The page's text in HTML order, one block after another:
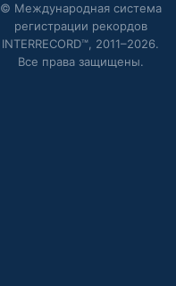
© Международная система
регистрации рекордов
INTERRECORD™, 2011–2026.
Все права защищены.